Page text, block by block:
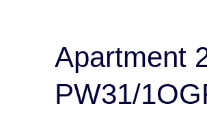
Apartment
PW31/